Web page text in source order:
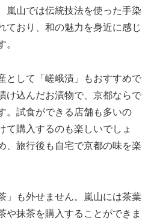
嵐山では伝統技法を使った手染
ており、和の魅力を身近に感じ
。
として「嵯峨漬」もおすすめで
け込んだお漬物で、京都ならで
。試食ができる店舗も多いの
て購入するのも楽しいでしょ
、旅行後も自宅で京都の味を楽
」も外せません。嵐山には茶葉
や抹茶を購入することができま